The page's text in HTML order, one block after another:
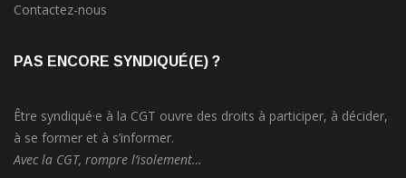
Contactez-nous
PAS ENCORE SYNDIQUÉ(E) ?
Être syndiqué·e à la CGT ouvre des droits à participer, à décider,
à se former et à s’informer.
Avec la CGT, rompre l’isolement…